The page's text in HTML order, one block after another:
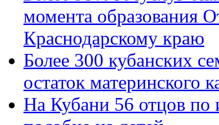
момента образования
Краснодарскому краю
Более 300 кубанских
остаток материнского
На Кубани 56 отцов по